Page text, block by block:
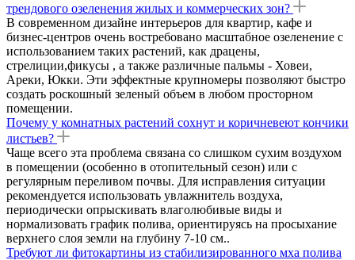
трендового озеленения жилых и коммерческих зон?
В современном дизайне интерьеров для квартир, кафе и
бизнес-центров очень востребовано масштабное озеленение с
использованием таких растений, как драцены,
стрелиции,фикусы , а также различные пальмы - Ховеи,
Ареки, Юкки. Эти эффектные крупномеры позволяют быстро
создать роскошный зеленый объем в любом просторном
помещении.
Почему у комнатных растений сохнут и коричневеют кончики
листьев?
Чаще всего эта проблема связана со слишком сухим воздухом
в помещении (особенно в отопительный сезон) или с
регулярным переливом почвы. Для исправления ситуации
рекомендуется использовать увлажнитель воздуха,
периодически опрыскивать влаголюбивые виды и
нормализовать график полива, ориентируясь на просыхание
верхнего слоя земли на глубину 7-10 см..
Требуют ли фитокартины из стабилизированного мха полива